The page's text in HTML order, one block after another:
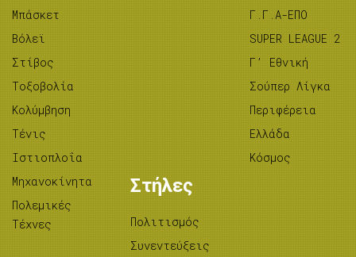
Μπάσκετ
Βόλεϊ
Στίβος
Tοξοβολία
Κολύμβηση
Τένις
Ιστιοπλοΐα
Μηχανοκίνητα
Πολεμικές
Τέχνες
Γ.Γ.Α-ΕΠΟ
SUPER LEAGUE 2
Γ’ Εθνική
Σούπερ Λίγκα
Περιφέρεια
Ελλάδα
Κόσμος
Στήλες
Πολιτισμός
Συνεντεύξεις